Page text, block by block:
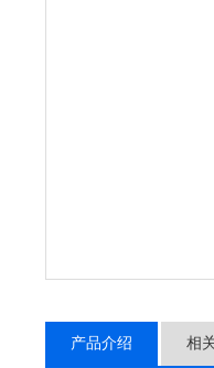
产品介绍 相